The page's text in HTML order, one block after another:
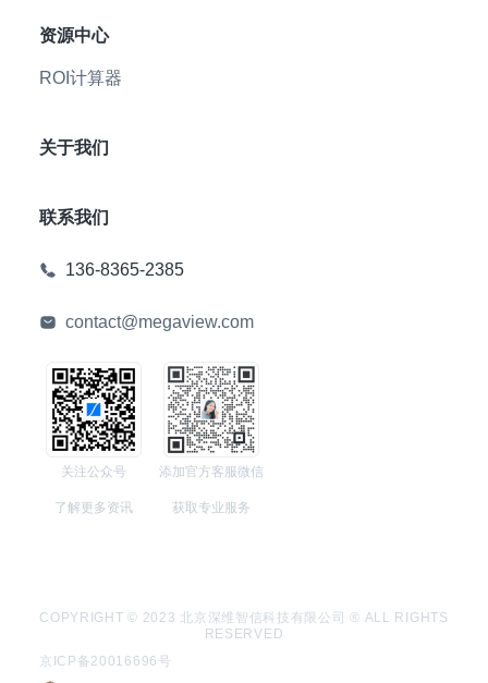
资源中心
ROI计算器
关于我们
联系我们
136-8365-2385
contact@megaview.com
关注公众号
了解更多资讯
添加官方客服微信
获取专业服务
COPYRIGHT © 2023 北京深维智信科技有限公司 ® ALL RIGHTS
RESERVED
京ICP备20016696号